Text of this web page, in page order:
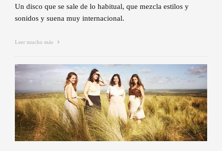
Un disco que se sale de lo habitual, que mezcla estilos y
sonidos y suena muy internacional.
Leer mucho más